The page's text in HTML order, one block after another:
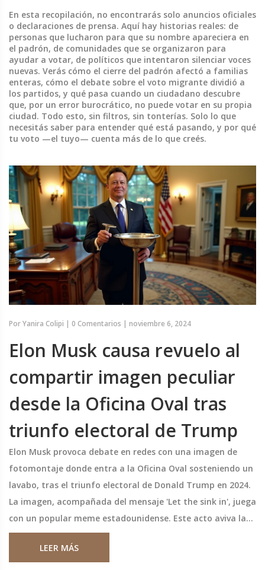
En esta recopilación, no encontrarás solo anuncios oficiales
o declaraciones de prensa. Aquí hay historias reales: de
personas que lucharon para que su nombre apareciera en
el padrón, de comunidades que se organizaron para
ayudar a votar, de políticos que intentaron silenciar voces
nuevas. Verás cómo el cierre del padrón afectó a familias
enteras, cómo el debate sobre el voto migrante dividió a
los partidos, y qué pasa cuando un ciudadano descubre
que, por un error burocrático, no puede votar en su propia
ciudad. Todo esto, sin filtros, sin tonterías. Solo lo que
necesitás saber para entender qué está pasando, y por qué
tu voto —el tuyo— cuenta más de lo que creés.
PorYanira Colipi | 0 Comentarios | noviembre 6, 2024
Elon Musk causa revuelo al
compartir imagen peculiar
desde la Oficina Oval tras
triunfo electoral de Trump
Elon Musk provoca debate en redes con una imagen de
fotomontaje donde entra a la Oficina Oval sosteniendo un
lavabo, tras el triunfo electoral de Donald Trump en 2024.
La imagen, acompañada del mensaje 'Let the sink in', juega
con un popular meme estadounidense. Este acto aviva la
especulación sobre la influencia política y económica que
podrían ejercer Musk y Trump unidos.
LEER MÁS